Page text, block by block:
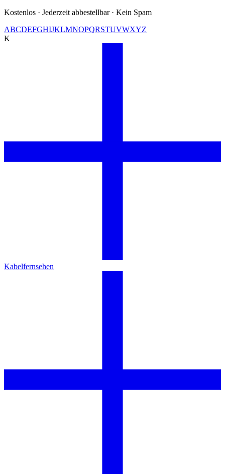
Kostenlos · Jederzeit abbestellbar · Kein Spam
ABCDEFGHIJKLMNOPQRSTUVWXYZ
K
Kabelfernsehen